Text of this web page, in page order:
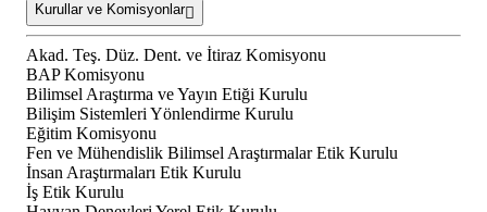
Kurullar ve Komisyonlar
Akad. Teş. Düz. Dent. ve İtiraz Komisyonu
BAP Komisyonu
Bilimsel Araştırma ve Yayın Etiği Kurulu
Bilişim Sistemleri Yönlendirme Kurulu
Eğitim Komisyonu
Fen ve Mühendislik Bilimsel Araştırmalar Etik Kurulu
İnsan Araştırmaları Etik Kurulu
İş Etik Kurulu